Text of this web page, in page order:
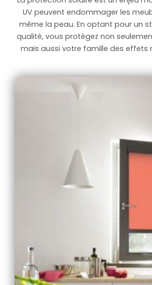
UV peuvent endommager les
même la peau. En optant pour un
qualité, vous protégez non
mais aussi votre famille des effets